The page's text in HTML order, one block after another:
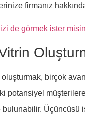
firmanız
de görmek ister
birçok
potansiyel
bulunabilir. Üçüncüsü